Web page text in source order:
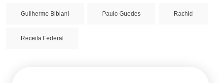
Guilherme Bibiani Paulo Guedes Rachid
Receita Federal